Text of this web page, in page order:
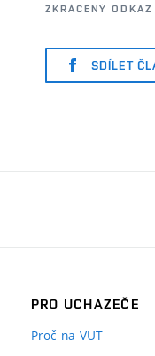
ZKRÁCENÝ ODKAZ
SDÍLET
PRO UCHAZEČE
Proč na VUT